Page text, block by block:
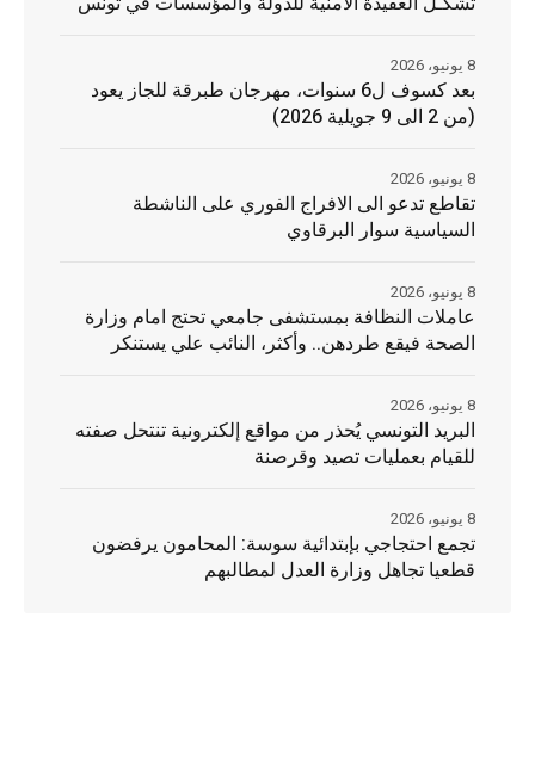
بعد كسوف ل6 سنوات، مهرجان طبرقة للجاز يعود
(من 2 الى 9 جويلية 2026)
8 يونيو، 2026
تقاطع تدعو الى الافراج الفوري على الناشطة
السياسية سوار البرقاوي
8 يونيو، 2026
عاملات النظافة بمستشفى جامعي تحتج امام وزارة
الصحة فيقع طردهن.. وأكثر، النائب علي يستنكر
8 يونيو، 2026
البريد التونسي يُحذر من مواقع إلكترونية تنتحل صفته
للقيام بعمليات تصيد وقرصنة
8 يونيو، 2026
تجمع احتجاجي بإبتدائية سوسة: المحامون يرفضون
قطعيا تجاهل وزارة العدل لمطالبهم
8 يونيو، 2026